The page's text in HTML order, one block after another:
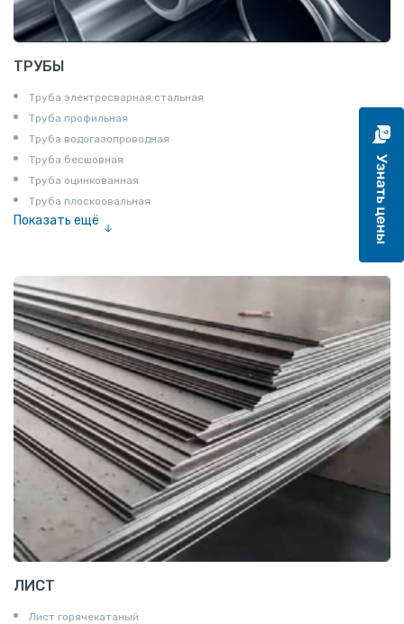
ТРУБЫ
Труба электросварная стальная
Труба профильная
Труба водогазопроводная
Труба бесшовная
Труба оцинкованная
Труба плоскоовальная
Показать ещё
ЛИСТ
Лист горячекатаный